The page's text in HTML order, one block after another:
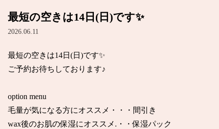
最短の空きは14日(日)です✨
2026.06.11
最短の空きは14日(日)です✨
ご予約お待ちしております♪
option menu
毛量が気になる方にオススメ・・・間引き
wax後のお肌の保湿にオススメ.・・保湿パック